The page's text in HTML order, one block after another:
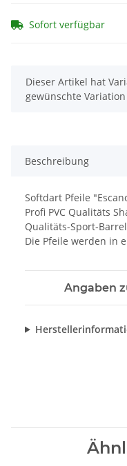
Sofort verfügbar
x
Dieser Artikel hat
gewünschte
Beschreibung
Softdart Pfeile
Profi PVC Qualitäts
Qualitäts-Sport-
Die Pfeile werden in
Angaben